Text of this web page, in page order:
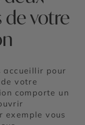
votre
accueillir pour
votre
comporte un
exemple vous